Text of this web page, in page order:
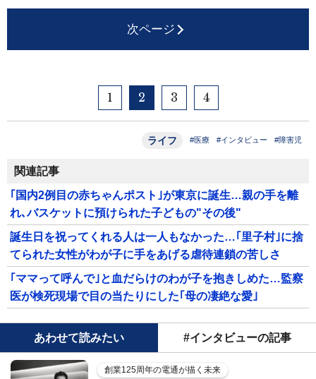
次ページ
1 2 3 4
ライフ #医療 #インタビュー #障害児
関連記事
｢国内2例目の赤ちゃんポスト｣が東京に誕生…親の手を離
れ､バスケットに預けられた子どもの"その後"
誕生日を祝ってくれる人は一人もなかった…｢里子村｣に捨
てられた女性がわが子に手をあげる虐待連鎖の苦しさ
｢ママって呼んで｣と血だらけのわが子を抱きしめた…監察
医が検死現場で目の当たりにした｢母の凄絶な愛｣
あわせて読みたい #インタビューの記事
創業125周年の電通が描く未来